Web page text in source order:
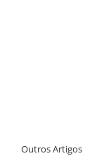
Outros Artigos